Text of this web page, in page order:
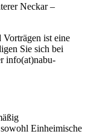
Neckar –
ist eine
Sie sich bei
info(at)nabu-
Einheimische